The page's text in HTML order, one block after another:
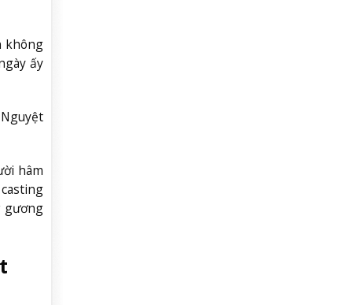
không
ấy
hâm
gương